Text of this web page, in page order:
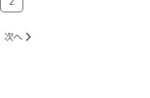
次へ